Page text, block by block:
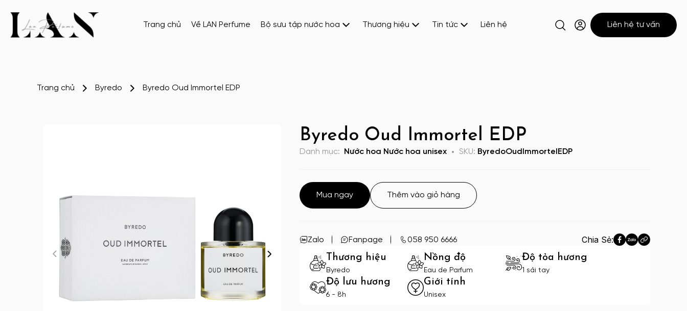
Trang chủ Về LAN Perfume Bộ sưu tập nước hoa Thương hiệu Tin tức Liên hệ Liên hệ tư vấn
Trang chủ Byredo Byredo Oud Immortel EDP
Byredo Oud Immortel EDP
Danh mục: Nước hoa Nước hoa unisex SKU: ByredoOudImmortelEDP
Mua ngay Thêm vào giỏ hàng
Zalo Fanpage 058 950 6666
Chia Sẻ:
Thương hiệu
Byredo
Nồng độ
Eau de Parfum
Độ tỏa hương
1 sải tay
Độ lưu hương
6 - 8h
Giới tính
Unisex